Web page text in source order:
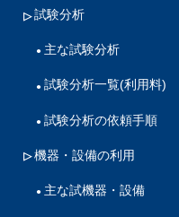
試験分析
主な試験分析
試験分析一覧(利用料)
試験分析の依頼手順
機器・設備の利用
主な試機器・設備